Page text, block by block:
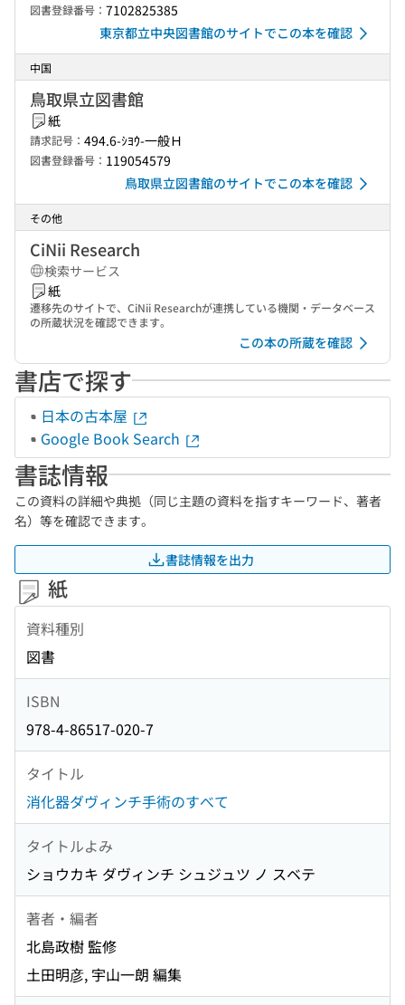
図書登録番号： 7102825385
東京都立中央図書館のサイトでこの本を確認
中国
鳥取県立図書館
紙
請求記号： 494.6-ｼﾖｳ-一般Ｈ
図書登録番号： 119054579
鳥取県立図書館のサイトでこの本を確認
その他
CiNii Research
検索サービス
紙
遷移先のサイトで、CiNii Researchが連携している機関・データベース
の所蔵状況を確認できます。
この本の所蔵を確認
書店で探す
日本の古本屋
Google Book Search
書誌情報
この資料の詳細や典拠（同じ主題の資料を指すキーワード、著者
名）等を確認できます。
書誌情報を出力
紙
資料種別
図書
ISBN
978-4-86517-020-7
タイトル
消化器ダヴィンチ手術のすべて
タイトルよみ
ショウカキ ダヴィンチ シュジュツ ノ スベテ
著者・編者
北島政樹 監修
土田明彦, 宇山一朗 編集